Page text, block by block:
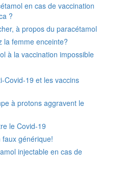
en cas de vaccination
?
à propos du paracétamol
la femme enceinte?
à la vaccination impossible
Covid-19 et les vaccins
à protons aggravent le
le Covid-19
faux générique!
injectable en cas de